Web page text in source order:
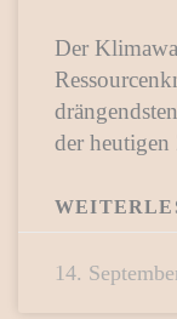
Der
der
14.